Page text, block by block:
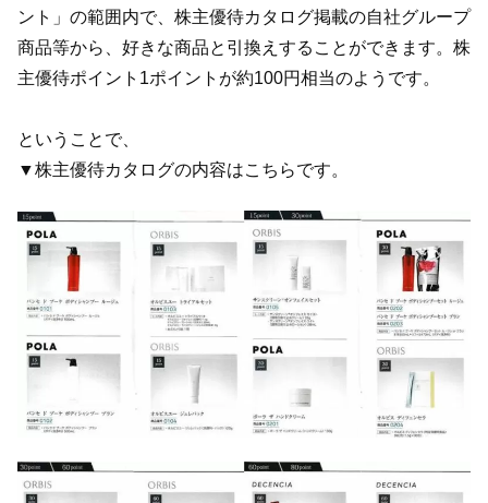
ント」の範囲内で、株主優待カタログ掲載の自社グループ
商品等から、好きな商品と引換えすることができます。株
主優待ポイント1ポイントが約100円相当のようです。
ということで、
▼株主優待カタログの内容はこちらです。